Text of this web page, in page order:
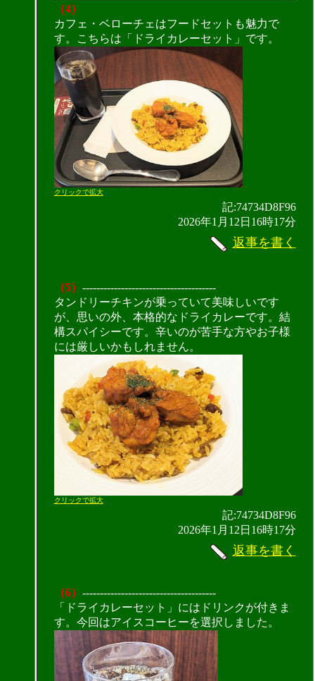
（4）
カフェ・ベローチェはフードセットも魅力で
す。こちらは「ドライカレーセット」です。
クリックで拡大
記:74734D8F96
2026年1月12日16時17分
返事を書く
（5） --------------------------------------
タンドリーチキンが乗っていて美味しいです
が、思いの外、本格的なドライカレーです。結
構スパイシーです。辛いのが苦手な方やお子様
には厳しいかもしれません。
クリックで拡大
記:74734D8F96
2026年1月12日16時17分
返事を書く
（6） --------------------------------------
「ドライカレーセット」にはドリンクが付きま
す。今回はアイスコーヒーを選択しました。